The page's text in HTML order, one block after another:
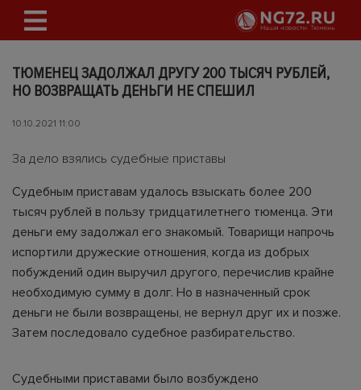
ТЮМЕНЕЦ ЗАДОЛЖАЛ ДРУГУ 200 ТЫСЯЧ РУБЛЕЙ,
НО ВОЗВРАЩАТЬ ДЕНЬГИ НЕ СПЕШИЛ
10.10.2021 11:00
За дело взялись судебные приставы
Судебным приставам удалось взыскать более 200
тысяч рублей в пользу тридцатилетнего тюменца. Эти
деньги ему задолжал его знакомый. Товарищи напрочь
испортили дружеские отношения, когда из добрых
побуждений один выручил другого, перечислив крайне
необходимую сумму в долг. Но в назначенный срок
деньги не были возвращены, не вернул друг их и позже.
Затем последовало судебное разбирательство.
Судебными приставами было возбуждено